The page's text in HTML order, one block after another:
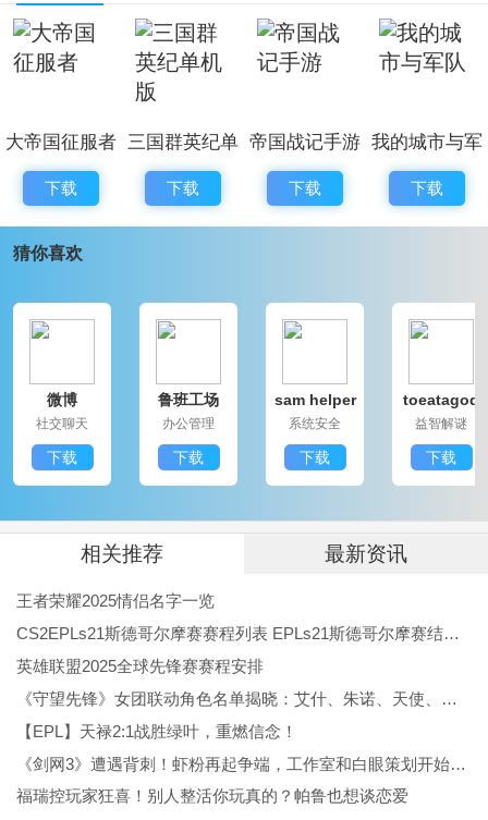
受游戏乐趣。
桃源记游戏亮点：
【信息功能丰富，虚拟村庄真实存在】
玩家能够接收到村庄的各种信息，通过策略决定每一项
事务，感受到管理的乐趣。
玩家可以派遣村民探索未知的地方，发现稀有资源与人
【多元化的搜索功能，让你想要的都能找到】
捷性。
【实时更新的资源与信息，保持用户的新鲜感】
游戏中的资源和信息会不断更新，玩家无需担心内容单
调，始终保持新鲜感。
【应用场景多样，拓展玩家的创造力】
从经营管理到社交活动，各种玩法让用户在游戏中可以
自由创造自己的精彩故事。
桃源记游戏评价：
桃源记是一款结合了策略和模拟经营的优秀游戏。游戏
的多样属性、精美画面以及简便操作，让每位玩家都能
在这里找到属于自己的乐趣。独特的古风艺术风格与丰
大帝国征服者
下载
三国群英纪单
机版
下载
帝国战记手游
下载
我的城市与军
队
下载
猜你喜欢
微博
社交聊天
下载
鲁班工场
办公管理
下载
sam helper
系统安全
下载
toeatagod
益智解谜
下载
相关推荐 最新资讯
王者荣耀2025情侣名字一览
CS2EPLs21斯德哥尔摩赛赛程列表 EPLs21斯德哥尔摩赛结果公布
英雄联盟2025全球先锋赛赛程安排
《守望先锋》女团联动角色名单揭晓：艾什、朱诺、天使、伊拉锐与D.Va！
【EPL】天禄2:1战胜绿叶，重燃信念！
《剑网3》遭遇背刺！虾粉再起争端，工作室和白眼策划开始反噬
福瑞控玩家狂喜！别人整活你玩真的？帕鲁也想谈恋爱